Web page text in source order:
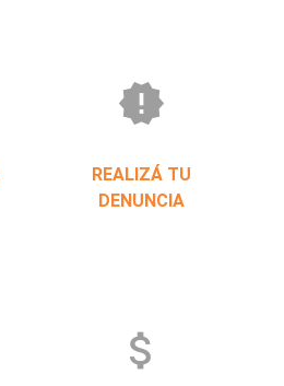
new_releases
REALIZÁ TU
DENUNCIA
attach_money